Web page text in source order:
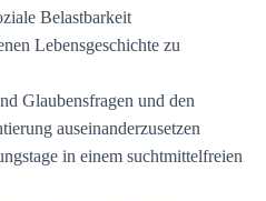
Belastbarkeit
Lebensgeschichte zu
Glaubensfragen und den
auseinanderzusetzen
in einem suchtmittelfreien